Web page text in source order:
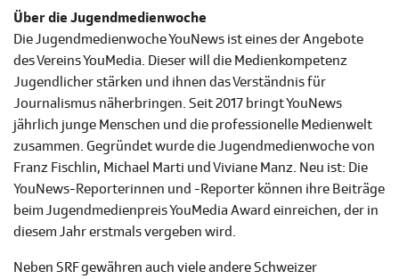
Über die Jugendmedienwoche
Die Jugendmedienwoche YouNews ist eines der Angebote
des Vereins YouMedia. Dieser will die Medienkompetenz
Jugendlicher stärken und ihnen das Verständnis für
Journalismus näherbringen. Seit 2017 bringt YouNews
jährlich junge Menschen und die professionelle Medienwelt
zusammen. Gegründet wurde die Jugendmedienwoche von
Franz Fischlin, Michael Marti und Viviane Manz. Neu ist: Die
YouNews-Reporterinnen und -Reporter können ihre Beiträge
beim Jugendmedienpreis YouMedia Award einreichen, der in
diesem Jahr erstmals vergeben wird.
Neben SRF gewähren auch viele andere Schweizer